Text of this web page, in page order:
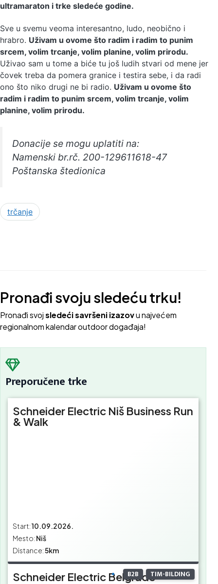
ultramaraton i trke sledeće godine.
Sve u svemu veoma interesantno, ludo, neobično i
hrabro. Uživam u ovome što radim i radim to punim
srcem, volim trcanje, volim planine, volim prirodu.
Uživao sam u tome a biće tu još ludih stvari od mene jer
čovek treba da pomera granice i testira sebe, i da radi
ono što niko drugi ne bi radio. Uživam u ovome što
radim i radim to punim srcem, volim trcanje, volim
planine, volim prirodu.
Donacije se mogu uplatiti na:
Namenski br.rč. 200-129611618-47
Poštanska štedionica
trčanje
Pronađi svoju sledeću trku!
Pronađi svojsledeći savršeni izazovu najvećem
regionalnom kalendar outdoor događaja!
Preporučene trke
Schneider Electric Niš Business Run
& Walk
Start:10.09.2026.
Mesto: Niš
Distance:5km
B2B TIM-BILDING
Schneider Electric Belgrade